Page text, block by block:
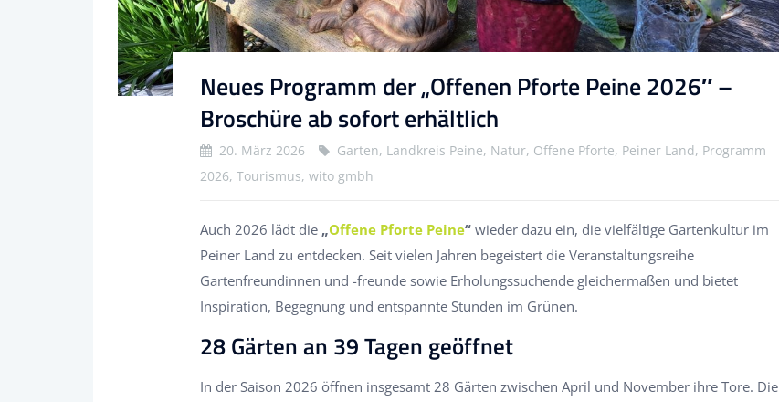
Neues Programm der „Offenen Pforte Peine 2026″ –
Broschüre ab sofort erhältlich
20. März 2026
Garten, Landkreis Peine, Natur, Offene Pforte, Peiner Land, Programm
2026, Tourismus, wito gmbh
Auch 2026 lädt die „Offene Pforte Peine“ wieder dazu ein, die vielfältige Gartenkultur im
Peiner Land zu entdecken. Seit vielen Jahren begeistert die Veranstaltungsreihe
Gartenfreundinnen und -freunde sowie Erholungssuchende gleichermaßen und bietet
Inspiration, Begegnung und entspannte Stunden im Grünen.
28 Gärten an 39 Tagen geöffnet
In der Saison 2026 öffnen insgesamt 28 Gärten zwischen April und November ihre Tore. Die